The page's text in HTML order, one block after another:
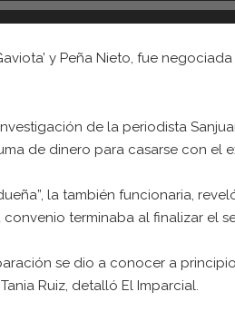
y Peña Nieto, fue
de la periodista
de dinero para casarse con el
la también funcionaria,
terminaba al finalizar el
se dio a conocer a
Ruiz, detalló El Imparcial.